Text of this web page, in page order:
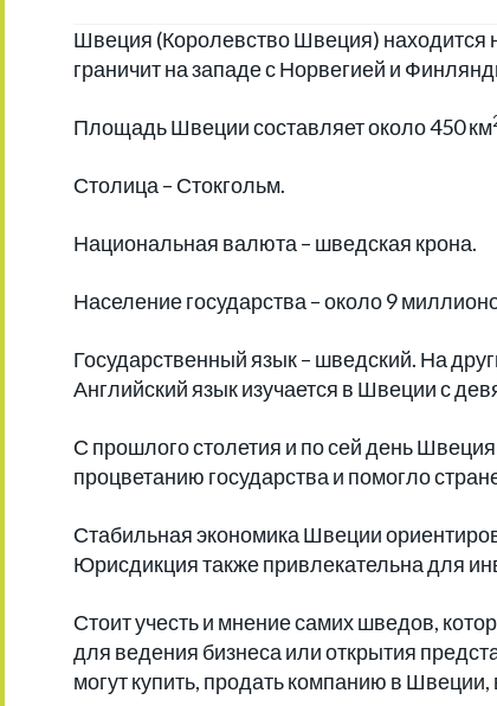
Швеция (Королевство Швеция) находится
граничит на западе с Норвегией и
Площадь Швеции составляет около 450 км
Столица – Стокгольм.
Национальная валюта – шведская крона.
Население государства – около 9
Государственный язык – шведский. На
Английский язык изучается в Швеции с
С прошлого столетия и по сей день
процветанию государства и помогло
Стабильная экономика Швеции
Юрисдикция также привлекательна для
Стоит учесть и мнение самих шведов,
для ведения бизнеса или открытия
могут купить, продать компанию в